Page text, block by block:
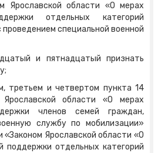
Ярославской области «О мерах
отдельных категорий
проведением специальной военной
и пятнадцатый признать
третьем и четвертом пункта 14
области «О мерах
членов семей граждан,
службу по мобилизации»
«Законом Ярославской области «О
поддержки отдельных категорий